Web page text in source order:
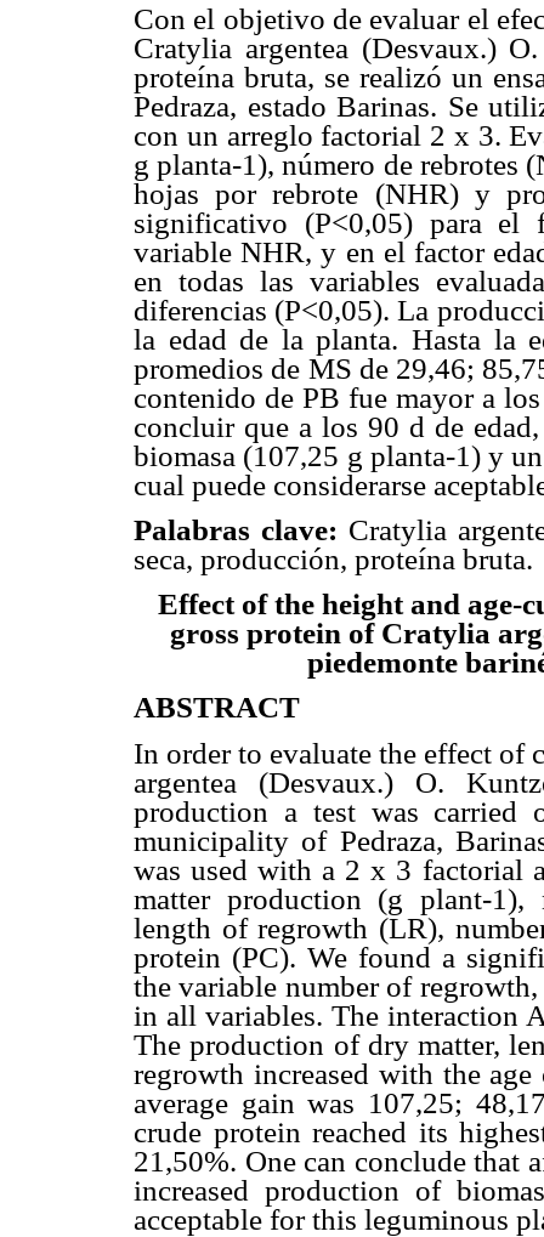
Con el objetivo de evaluar el
Cratylia argentea (Desvaux.)
proteína bruta, se realizó un
Pedraza, estado Barinas. Se
con un arreglo factorial 2 x 3.
g planta-1), número de rebrotes
hojas por rebrote (NHR) y
significativo (P<0,05) para
variable NHR, y en el factor
en todas las variables
diferencias (P<0,05). La
la edad de la planta. Hasta la
promedios de MS de 29,46;
contenido de PB fue mayor a
concluir que a los 90 d de
biomasa (107,25 g planta-1) y
cual puede considerarse
Palabras clave: Cratylia
seca, producción, proteína bruta.
Effect of the height and
gross protein of Cratylia
piedemonte
ABSTRACT
In order to evaluate the effect of
argentea (Desvaux.) O.
production a test was carried
municipality of Pedraza,
was used with a 2 x 3 factorial
matter production (g plant-
length of regrowth (LR),
protein (PC). We found a
the variable number of
in all variables. The interaction
The production of dry matter,
regrowth increased with the
average gain was 107,25;
crude protein reached its
21,50%. One can conclude that
increased production of
acceptable for this leguminous